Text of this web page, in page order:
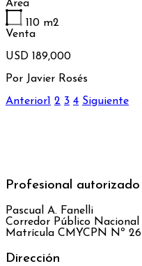
Área
110 m2
Venta
USD 189,000
Por Javier Rosés
Anterior1 2 3 4 Siguiente
Profesional autorizado
Pascual A. Fanelli
Corredor Público Nacional
Matrícula CMYCPN Nº 26
Dirección